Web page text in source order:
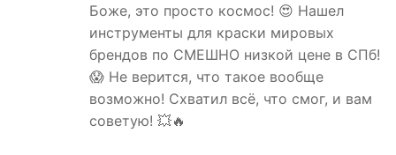
Боже, это просто космос! 😍 Нашел
инструменты для краски мировых
брендов по СМЕШНО низкой цене в СПб!
😱 Не верится, что такое вообще
возможно! Схватил всё, что смог, и вам
советую! 💥🔥